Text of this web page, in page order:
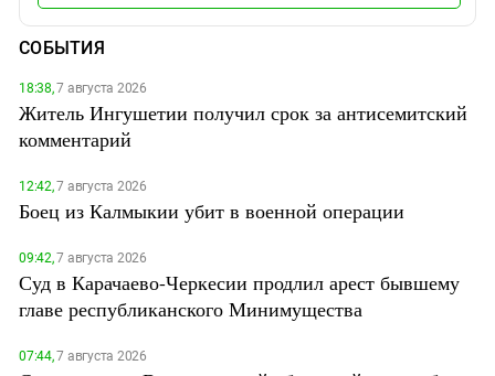
СОБЫТИЯ
18:38,7 августа 2026
Житель Ингушетии получил срок за антисемитский
комментарий
12:42,7 августа 2026
Боец из Калмыкии убит в военной операции
09:42,7 августа 2026
Суд в Карачаево-Черкесии продлил арест бывшему
главе республиканского Минимущества
07:44,7 августа 2026